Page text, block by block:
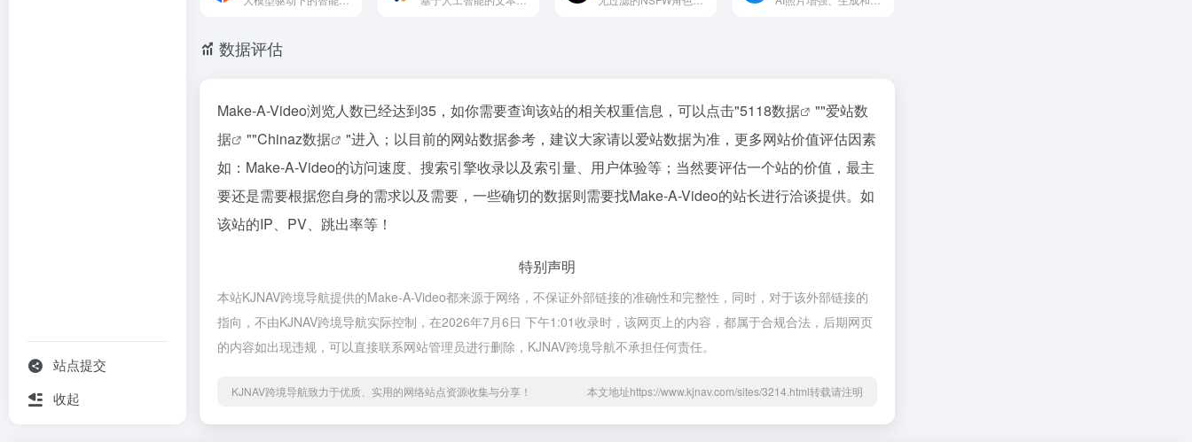
站点提交
收起
数据评估
Make-A-Video浏览人数已经达到35，如你需要查询该站的相关权重信息，可以点击"5118数据 ""爱站数
据
""Chinaz数据
"进入；以目前的网站数据参考，建议大家请以爱站数据为准，更多网站价值评估因素
如：Make-A-Video的访问速度、搜索引擎收录以及索引量、用户体验等；当然要评估一个站的价值，最主
要还是需要根据您自身的需求以及需要，一些确切的数据则需要找Make-A-Video的站长进行洽谈提供。如
该站的IP、PV、跳出率等！
特别声明
本站KJNAV跨境导航提供的Make-A-Video都来源于网络，不保证外部链接的准确性和完整性，同时，对于该外部链接的
指向，不由KJNAV跨境导航实际控制，在2026年7月6日 下午1:01收录时，该网页上的内容，都属于合规合法，后期网页
的内容如出现违规，可以直接联系网站管理员进行删除，KJNAV跨境导航不承担任何责任。
KJNAV跨境导航致力于优质、实用的网络站点资源收集与分享！ 本文地址https://www.kjnav.com/sites/3214.html转载请注明